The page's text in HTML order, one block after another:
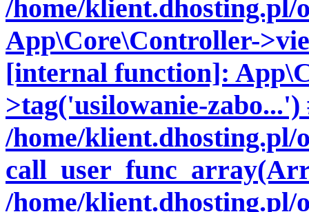
/home/
App\Core\Controller-
[internal function]:
>tag('usilowanie-zabo...')
/home/
/home/